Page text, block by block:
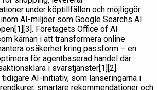
under köptillfällen och möjliggör
AI-miljöer som Google Searchs AI
Företagets Office of AI
kärnan i att transformera online
osäkerhet kring passform – en
för agentbaserad handel där
i svarstjänster[1][2].
AI-initiativ, som lanseringarna i
smartare rekommendationer och